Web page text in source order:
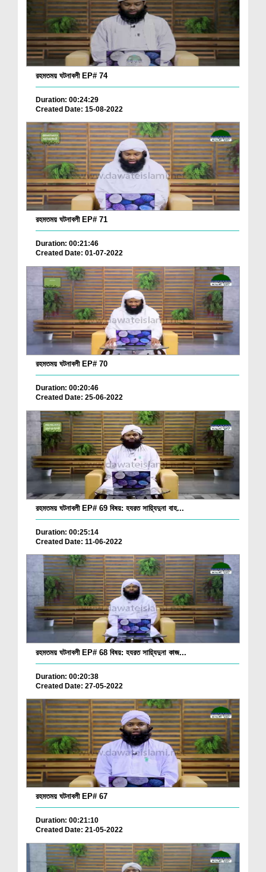
রহমতময় ঘটনাবলী EP# 74
Duration: 00:24:29
Created Date: 15-08-2022
রহমতময় ঘটনাবলী EP# 71
Duration: 00:21:46
Created Date: 01-07-2022
রহমতময় ঘটনাবলী EP# 70
Duration: 00:20:46
Created Date: 25-06-2022
রহমতময় ঘটনাবলী EP# 69 বিষয়: হযরত সায়্যিদুনা বাহ...
Duration: 00:25:14
Created Date: 11-06-2022
রহমতময় ঘটনাবলী EP# 68 বিষয়: হযরত সায়্যিদুনা কাজ...
Duration: 00:20:38
Created Date: 27-05-2022
রহমতময় ঘটনাবলী EP# 67
Duration: 00:21:10
Created Date: 21-05-2022